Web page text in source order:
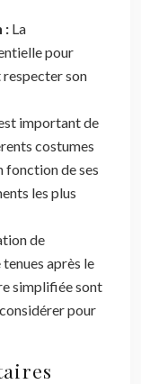
: La
pour
respecter son
important de
costumes
fonction de ses
les plus
de
après le
simplifiée sont
pour